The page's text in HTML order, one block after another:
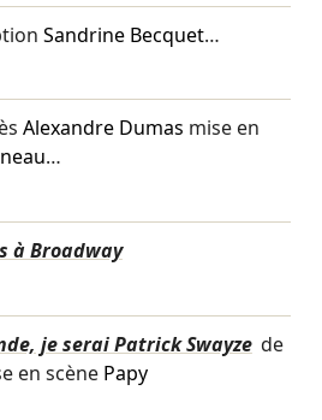
Sandrine Becquet…
Alexandre Dumas mise en
…
à Broadway
je serai Patrick Swayze de
en scène Papy